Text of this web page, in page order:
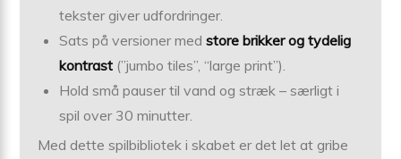
tekster giver udfordringer.
Sats på versioner medstore brikker og tydelig
kontrast (”jumbo tiles”, “large print”).
Hold små pauser til vand og stræk – særligt i
spil over 30 minutter.
Med dette spilbibliotek i skabet er det let at gribe